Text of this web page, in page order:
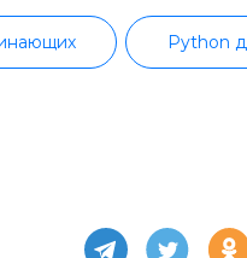
Python
Java-разработка